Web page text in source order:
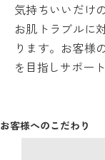
気持ちいいだけ
お肌トラブルに
ります。お客様
を目指しサポー
お客様へのこだわり